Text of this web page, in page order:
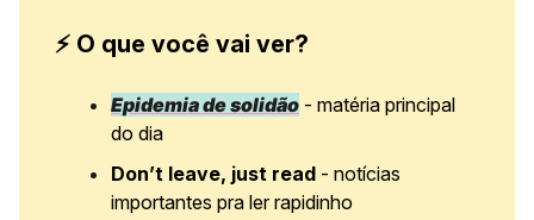
⚡ O que você vai ver?
Epidemia de solidão - matéria principal
do dia
Don’t leave, just read - notícias
importantes pra ler rapidinho